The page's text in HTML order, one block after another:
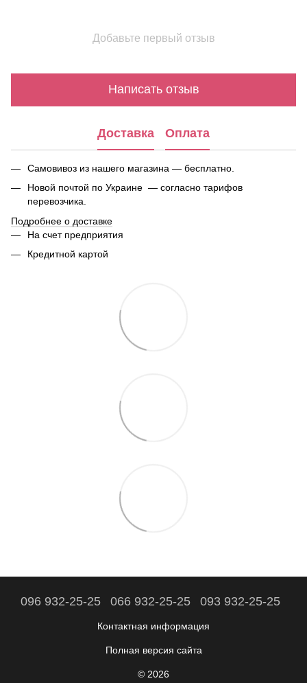
Добавьте первый отзыв
Написать отзыв
Доставка Оплата
Самовивоз из нашего магазина — бесплатно.
Новой почтой по Украине — согласно тарифов
перевозчика.
Подробнее о доставке
На счет предприятия
Кредитной картой
096 932-25-25 066 932-25-25 093 932-25-25
Контактная информация
Полная версия сайта
© 2026